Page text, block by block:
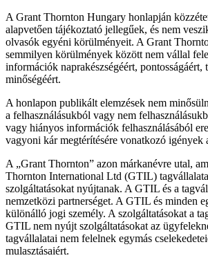
A Grant Thornton Hungary honlapján
alapvetően tájékoztató jellegűek, és nem
olvasók egyéni körülményeit. A Grant
semmilyen körülmények között nem vállal
információk naprakészségéért, pontosságáért,
minőségéért.
A honlapon publikált elemzések nem
a felhasználásukból vagy nem
vagy hiányos információk felhasználásából
vagyoni kár megtérítésére vonatkozó igények
A „Grant Thornton” azon márkanévre utal,
Thornton International Ltd (GTIL)
szolgáltatásokat nyújtanak. A GTIL és a
nemzetközi partnerséget. A GTIL és minden
különálló jogi személy. A szolgáltatásokat a
GTIL nem nyújt szolgáltatásokat az
tagvállalatai nem felelnek egymás
mulasztásaiért.